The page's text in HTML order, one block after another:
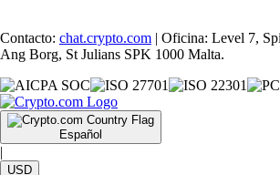
Contacto: chat.crypto.com | Oficina: Level 7,
Ang Borg, St Julians SPK 1000 Malta.
Español
|
USD